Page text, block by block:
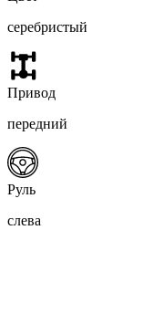
серебристый
Привод
передний
Руль
слева